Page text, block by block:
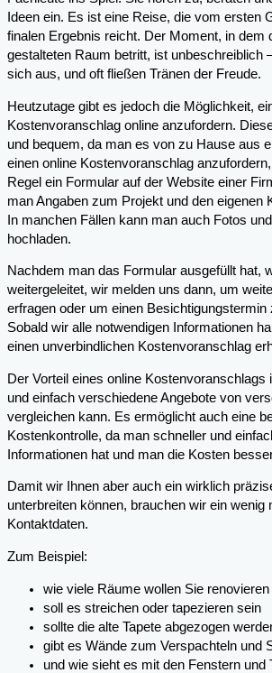
Ideen ein. Es ist eine Reise, die vom ersten
finalen Ergebnis reicht. Der Moment, in dem
gestalteten Raum betritt, ist unbeschreiblich
sich aus, und oft fließen Tränen der Freude.
Heutzutage gibt es jedoch die Möglichkeit,
Kostenvoranschlag online anzufordern.
und bequem, da man es von zu Hause aus
einen online Kostenvoranschlag
Regel ein Formular auf der Website einer
man Angaben zum Projekt und den eigenen
In manchen Fällen kann man auch Fotos
hochladen.
Nachdem man das Formular ausgefüllt hat,
weitergeleitet, wir melden uns dann, um
erfragen oder um einen Besichtigungstermin
Sobald wir alle notwendigen Informationen
einen unverbindlichen Kostenvoranschlag
Der Vorteil eines online Kostenvoranschlags
und einfach verschiedene Angebote von
vergleichen kann. Es ermöglicht auch eine
Kostenkontrolle, da man schneller und
Informationen hat und man die Kosten
Damit wir Ihnen aber auch ein wirklich
unterbreiten können, brauchen wir ein wenig
Kontaktdaten.
Zum Beispiel:
wie viele Räume wollen Sie renovieren
soll es streichen oder tapezieren sein
sollte die alte Tapete abgezogen
gibt es Wände zum Verspachteln und
und wie sieht es mit den Fenstern und